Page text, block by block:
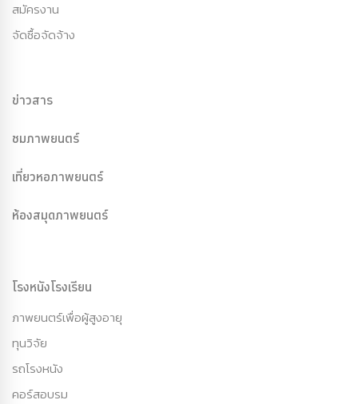
สมัครงาน
จัดซื้อจัดจ้าง
ข่าวสาร
ชมภาพยนตร์
เที่ยวหอภาพยนตร์
ห้องสมุดภาพยนตร์
โรงหนังโรงเรียน
ภาพยนตร์เพื่อผู้สูงอายุ
ทุนวิจัย
รถโรงหนัง
คอร์สอบรม